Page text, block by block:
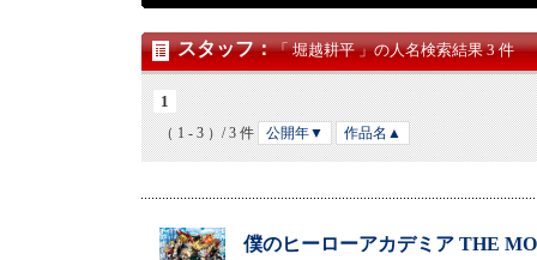
スタッフ：「 堀越耕平 」の人名検索結果 3 件
1
（ 1 - 3 ）/ 3 件 公開年▼ 作品名▲
僕のヒーローアカデミア THE